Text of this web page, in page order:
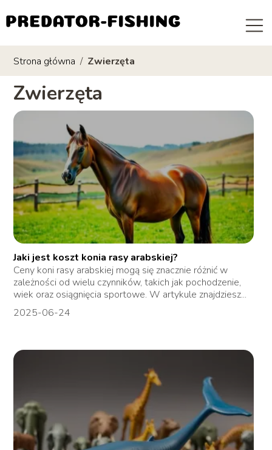
Strona główna / Zwierzęta
Zwierzęta
Jaki jest koszt konia rasy arabskiej?
Ceny koni rasy arabskiej mogą się znacznie różnić w
zależności od wielu czynników, takich jak pochodzenie,
wiek oraz osiągnięcia sportowe. W artykule znajdziesz...
2025-06-24